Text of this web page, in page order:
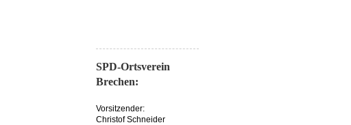
SPD-Ortsverein
Brechen:
Vorsitzender:
Christof Schneider